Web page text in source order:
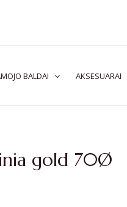
BALDAI AKSESUARAI
gold 70Ø